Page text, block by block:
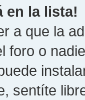
en la lista!
a que la
foro o
sentíte